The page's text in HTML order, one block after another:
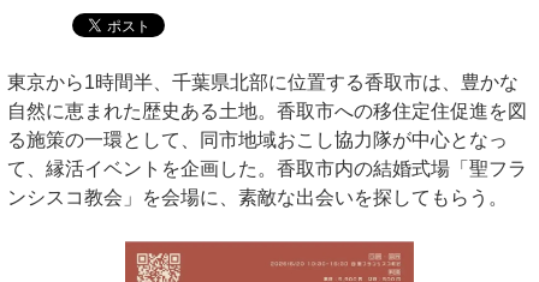
東京から1時間半、千葉県北部に位置する香取市は、豊かな
自然に恵まれた歴史ある土地。香取市への移住定住促進を図
る施策の一環として、同市地域おこし協力隊が中心となっ
て、縁活イベントを企画した。香取市内の結婚式場「聖フラ
ンシスコ教会」を会場に、素敵な出会いを探してもらう。